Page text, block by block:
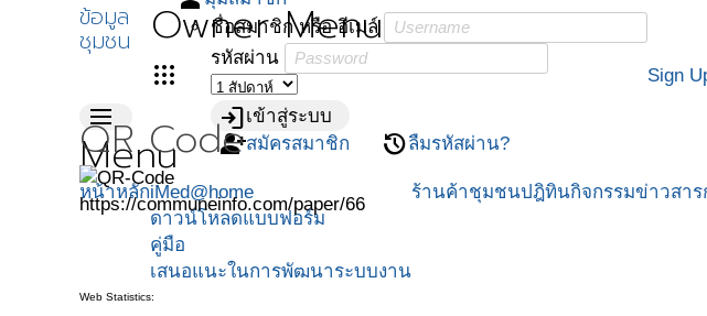
ข้อมูล
ชุมชน Owner Menu
apps
ชื่อสมาชิก หรือ อีเมล์
รหัสผ่าน
loginเข้าสู่ระบบ
person_addสมัครสมาชิก restoreลืมรหัสผ่าน?
Sign
menu
Menu
หน้าหลักiMed@home
ดาวน์โหลดแบบฟอร์ม
คู่มือ
เสนอแนะในการพัฒนาระบบงาน
ร้านค้าชุมชนปฎิทินกิจกรรมข่าวสาร
QR Code
https://communeinfo.com/paper/66
Web Statistics: